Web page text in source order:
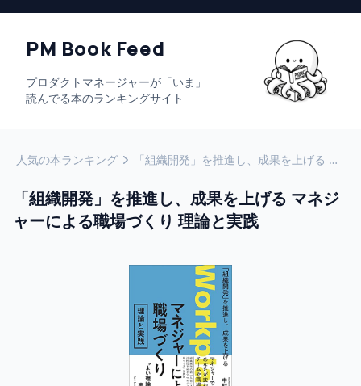
PM Book Feed
プロダクトマネージャーが「いま」
読んでる本のランキングサイト
人気の本ランキング 「組織開発」を推進し、成果を上げる マネジャーによる職場づくり 理論と実践
「組織開発」を推進し、成果を上げる マネジ
ャーによる職場づくり 理論と実践